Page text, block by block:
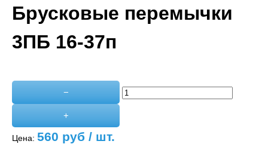
Брусковые перемычки
3ПБ 16-37п
−
+
Цена: 560 руб / шт.